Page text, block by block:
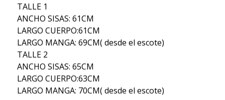
TALLE 1
ANCHO SISAS: 61CM
LARGO CUERPO:61CM
LARGO MANGA: 69CM( desde el escote)
TALLE 2
ANCHO SISAS: 65CM
LARGO CUERPO:63CM
LARGO MANGA: 70CM( desde el escote)